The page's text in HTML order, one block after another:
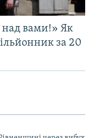
над вами!» Як
за 20